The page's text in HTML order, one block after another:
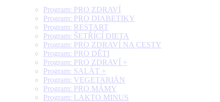
Program: PRO ZDRAVÍ
Program: PRO DIABETIKY
Program: RESTART
Program: ŠETŘÍCÍ DIETA
Program: PRO ZDRAVÍ NA CESTY
Program: PRO DĚTI
Program: PRO ZDRAVÍ +
Program: SALÁT +
Program: VEGETARIÁN
Program: PRO MÁMY
Program: LAKTO MINUS